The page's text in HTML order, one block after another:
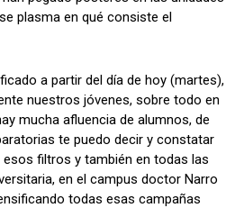
plasma en qué consiste el
a partir del día de hoy (martes),
nuestros jóvenes, sobre todo en
mucha afluencia de alumnos, de
te puedo decir y constatar
filtros y también en todas las
en el campus doctor Narro
todas esas campañas